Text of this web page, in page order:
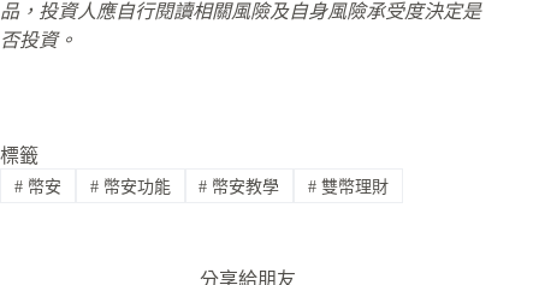
品，投資人應自行閱讀相關風險及自身風險承受度決定是
否投資。
標籤
#幣安 #幣安功能 # 幣安教學 # 雙幣理財
分享給朋友